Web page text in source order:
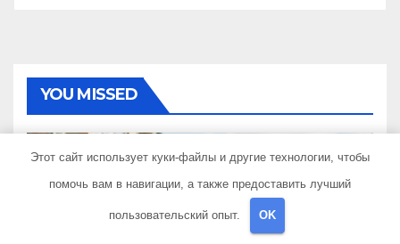
YOU MISSED
Условия участия в военной
Этот сайт использует куки-файлы и другие технологии, чтобы
помочь вам в навигации, а также предоставить лучший
пользовательский опыт. OK